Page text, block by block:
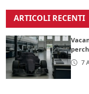
ARTICOLI RECENTI
7